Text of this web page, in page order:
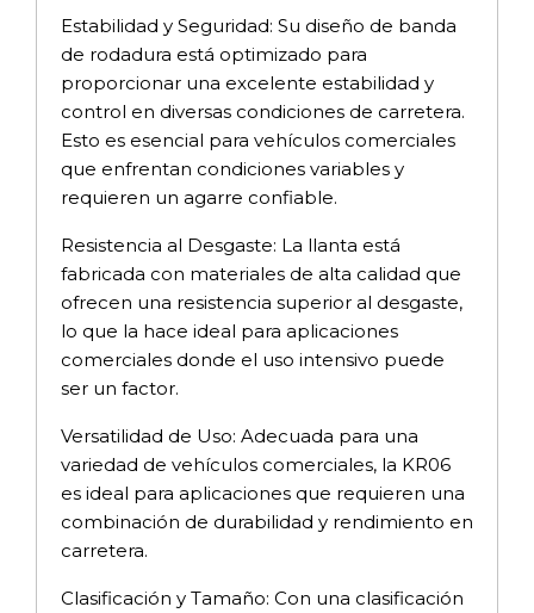
Estabilidad y Seguridad: Su diseño de banda
de rodadura está optimizado para
proporcionar una excelente estabilidad y
control en diversas condiciones de carretera.
Esto es esencial para vehículos comerciales
que enfrentan condiciones variables y
requieren un agarre confiable.
Resistencia al Desgaste: La llanta está
fabricada con materiales de alta calidad que
ofrecen una resistencia superior al desgaste,
lo que la hace ideal para aplicaciones
comerciales donde el uso intensivo puede
ser un factor.
Versatilidad de Uso: Adecuada para una
variedad de vehículos comerciales, la KR06
es ideal para aplicaciones que requieren una
combinación de durabilidad y rendimiento en
carretera.
Clasificación y Tamaño: Con una clasificación